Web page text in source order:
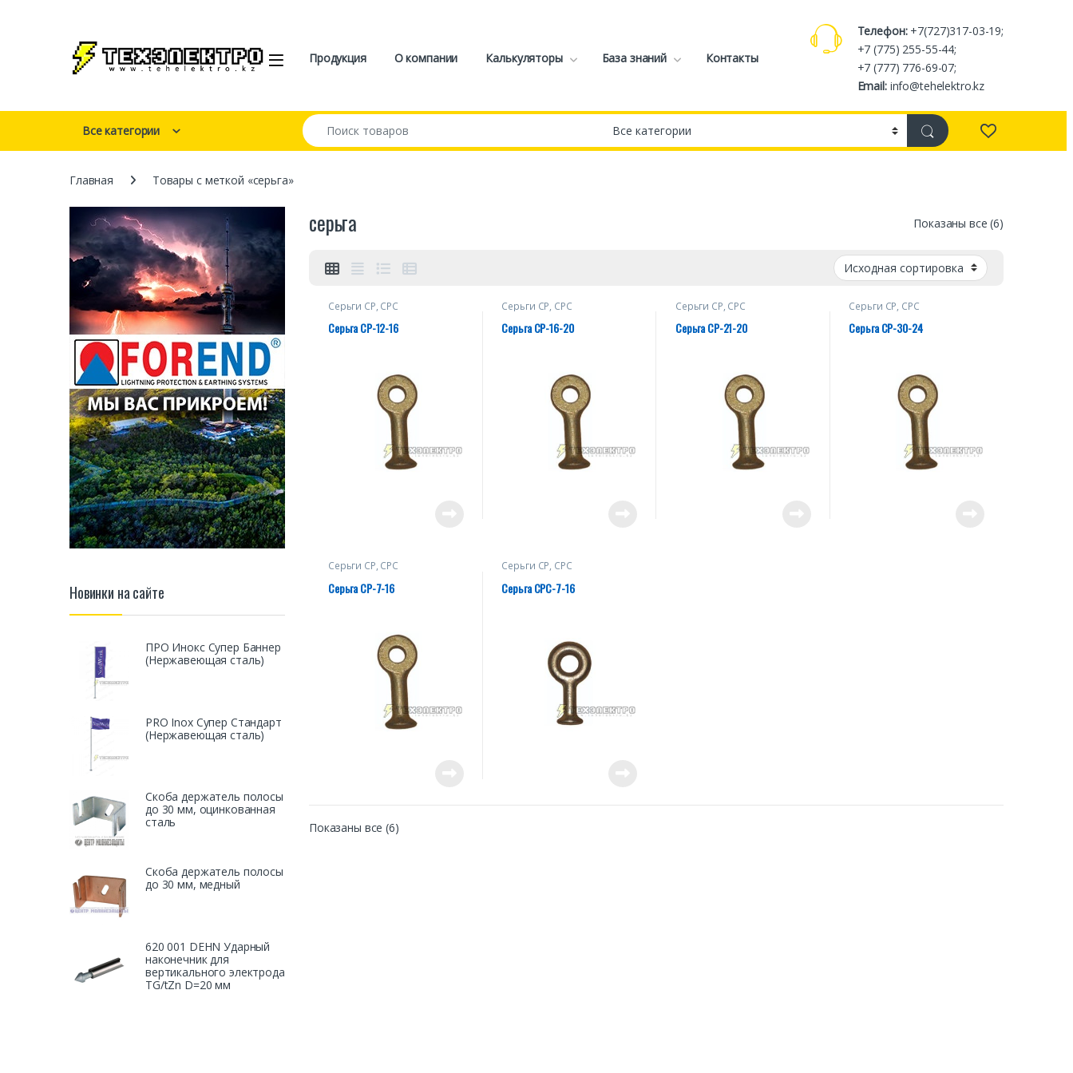
Open Продукция О компании Калькуляторы База знаний Контакты
Телефон:+7(727)317-03-19;
+7 (775) 255-55-44;
+7 (777) 776-69-07;
Email:info@tehelektro.kz
Все категории
Искать:
Главная Товары с меткой «серьга»
серьга Показаны все (6)
Серьги СР, СРС
Серьга СР-12-16
Серьги СР, СРС
Серьга СР-16-20
Серьги СР, СРС
Серьга СР-21-20
Серьги СР, СРС
Серьга СР-30-24
Серьги СР, СРС
Серьга СР-7-16
Серьги СР, СРС
Серьга СРС-7-16
Показаны все (6)
Новинки на сайте
ПРО Инокс Супер Баннер
(Нержавеющая сталь)
PRO Inox Супер Стандарт
(Нержавеющая сталь)
Скоба держатель полосы
до 30 мм, оцинкованная
сталь
Скоба держатель полосы
до 30 мм, медный
620 001 DEHN Ударный
наконечник для
вертикального электрода
TG/tZn D=20 мм